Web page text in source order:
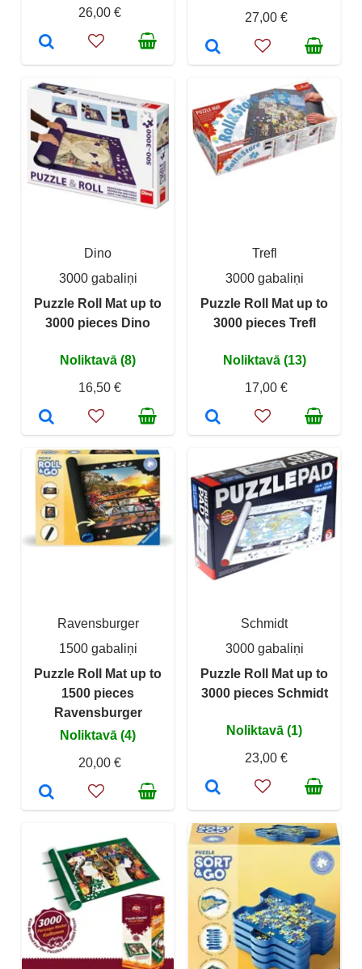
26,00 €
27,00 €
Dino
3000 gabaliņi
Puzzle Roll Mat up to
3000 pieces Dino
Noliktavā (8)
16,50 €
Trefl
3000 gabaliņi
Puzzle Roll Mat up to
3000 pieces Trefl
Noliktavā (13)
17,00 €
Ravensburger
1500 gabaliņi
Puzzle Roll Mat up to
1500 pieces
Ravensburger
Noliktavā (4)
20,00 €
Schmidt
3000 gabaliņi
Puzzle Roll Mat up to
3000 pieces Schmidt
Noliktavā (1)
23,00 €